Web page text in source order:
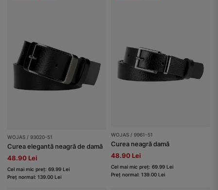
WOJAS / 93020-51
Curea elegantă neagră de damă
48.90 Lei
Cel mai mic preț: 69.99 Lei
Preț normal: 139.00 Lei
WOJAS / 9961-51
Curea neagră damă
48.90 Lei
Cel mai mic preț: 69.99 Lei
Preț normal: 139.00 Lei